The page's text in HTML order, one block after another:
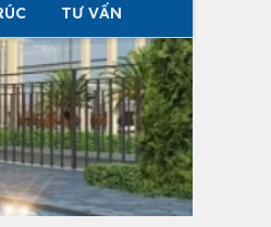
TƯ VẤN